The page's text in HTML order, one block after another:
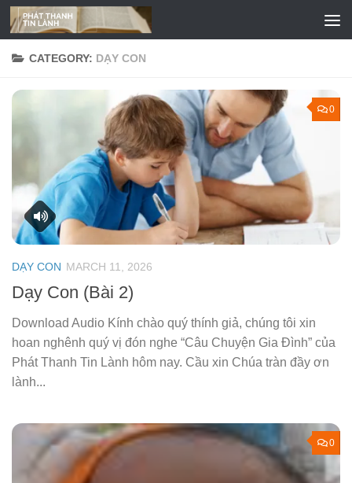
Skip to content
CATEGORY: DẠY CON
0
DẠY CON MARCH 11, 2026
Dạy Con (Bài 2)
Download Audio Kính chào quý thính giả, chúng tôi xin
hoan nghênh quý vị đón nghe “Câu Chuyện Gia Đình” của
Phát Thanh Tin Lành hôm nay. Cầu xin Chúa tràn đầy ơn
lành...
0